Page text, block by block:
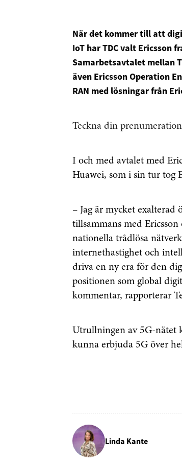
När det kommer till att
IoT har TDC valt Ericsson
Samarbetsavtalet mellan
även Ericsson Operation
RAN med lösningar från
Teckna din
I och med avtalet med
Huawei, som i sin tur tog
– Jag är mycket
tillsammans med
nationella trådlösa
internethastighet och
driva en ny era för den
positionen som global
kommentar, rapporterar
Utrullningen av 5G-nätet
kunna erbjuda 5G över
Linda Kante